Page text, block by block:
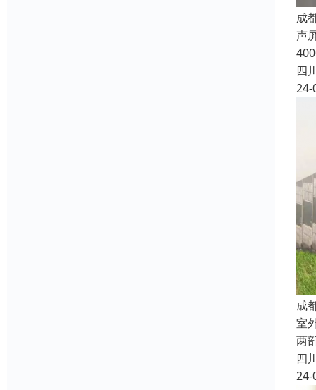
成
声
四
24-
成
室
两
四
24-